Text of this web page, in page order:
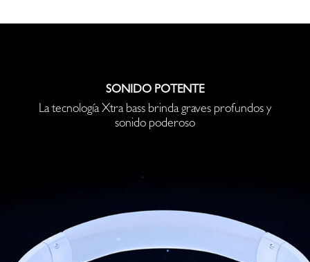
SONIDO POTENTE
La tecnología Xtra bass brinda graves profundos y
sonido poderoso